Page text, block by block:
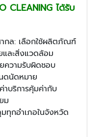
CLEANING ได้รับ
กล: เลือกใช้ผลิตภัณฑ์
ละสิ่งแวดล้อม
ความรับผิดชอบ
ดนัดหมาย
าบริการคุ้มค่ากับ
ม
ทุกอำเภอในจังหวัด